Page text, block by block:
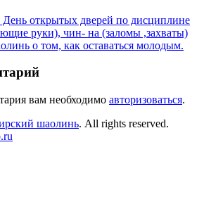
открытых дверей по дисциплине
руки), чин- на (заломы ,захваты)
о том, как оставаться молодым.
вам необходимо авторизоваться.
шаолинь. All rights reserved.